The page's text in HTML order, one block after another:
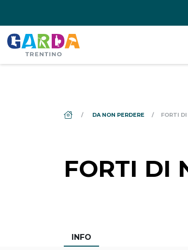
DS_BREADCRUMB.HOME
DA NON PERDERE FORTI
FORTI DI
INFO